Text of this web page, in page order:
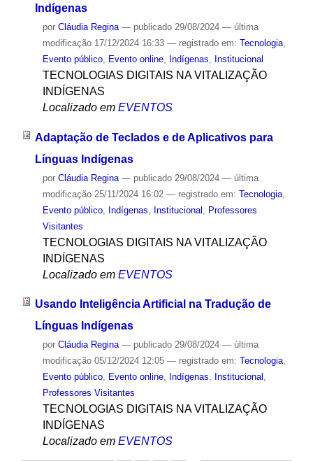
Indígenas
por Cláudia Regina — publicado29/08/2024 — última
modificação17/12/2024 16:33 — registrado em: Tecnologia,
Evento público, Evento online, Indígenas Institucional
TECNOLOGIAS DIGITAIS NA VITALIZAÇÃO
INDÍGENAS
Localizado em EVENTOS
Adaptação de Teclados e de Aplicativos para
Línguas Indígenas
por Cláudia Regina — publicado29/08/2024 — última
modificação25/11/2024 16:02 — registrado em: Tecnologia,
Evento público, Indígenas Institucional
Professores
Visitantes
TECNOLOGIAS DIGITAIS NA VITALIZAÇÃO
INDÍGENAS
Localizado em EVENTOS
Usando Inteligência Artificial na Tradução de
Línguas Indígenas
por Cláudia Regina — publicado29/08/2024 — última
modificação05/12/2024 12:05 — registrado em: Tecnologia,
Evento público, Evento online, Indígenas, Institucional ,
Professores Visitantes
TECNOLOGIAS DIGITAIS NA VITALIZAÇÃO
INDÍGENAS
Localizado em EVENTOS